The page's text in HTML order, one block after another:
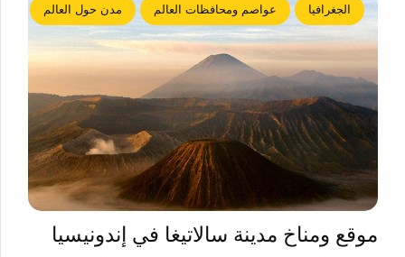
الجغرافيا عواصم ومحافظات العالم مدن حول العالم
موقع ومناخ مدينة سالاتيغا في إندونيسيا